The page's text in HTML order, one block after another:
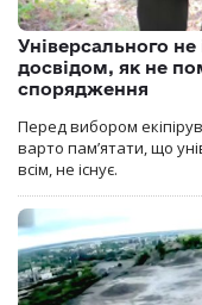
Універсального не
досвідом, як не
спорядження
Перед вибором
варто пам’ятати, що
всім, не існує.